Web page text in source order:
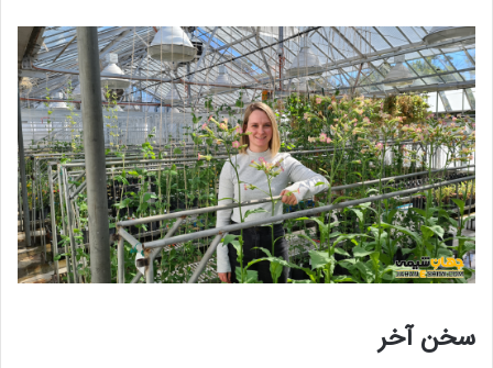
سخن آخر